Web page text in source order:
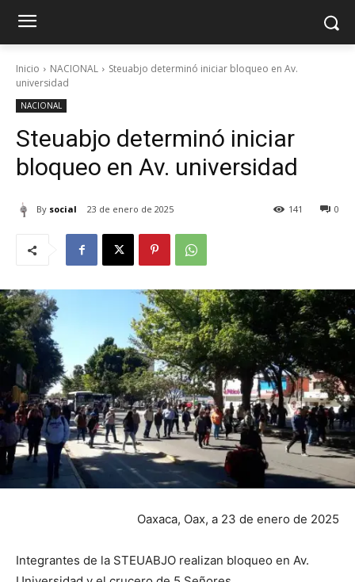
Inicio NACIONAL
Steuabjo determinó iniciar bloqueo en Av.
universidad
NACIONAL
Steuabjo determinó iniciar
bloqueo en Av. universidad
By social 23 de enero de 2025 0
141
Oaxaca, Oax, a 23 de enero de 2025
Integrantes de la STEUABJO realizan bloqueo en Av.